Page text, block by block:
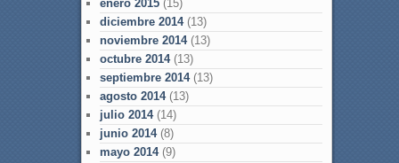
enero 2015(15)
diciembre 2014(13)
noviembre 2014(13)
octubre 2014(13)
septiembre 2014(13)
agosto 2014(13)
julio 2014(14)
junio 2014(8)
mayo 2014(9)